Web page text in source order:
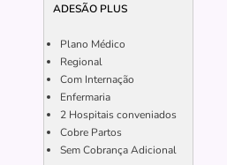
ADESÃO PLUS
Plano Médico
Regional
Com Internação
Enfermaria
2 Hospitais conveniados
Cobre Partos
Sem Cobrança Adicional